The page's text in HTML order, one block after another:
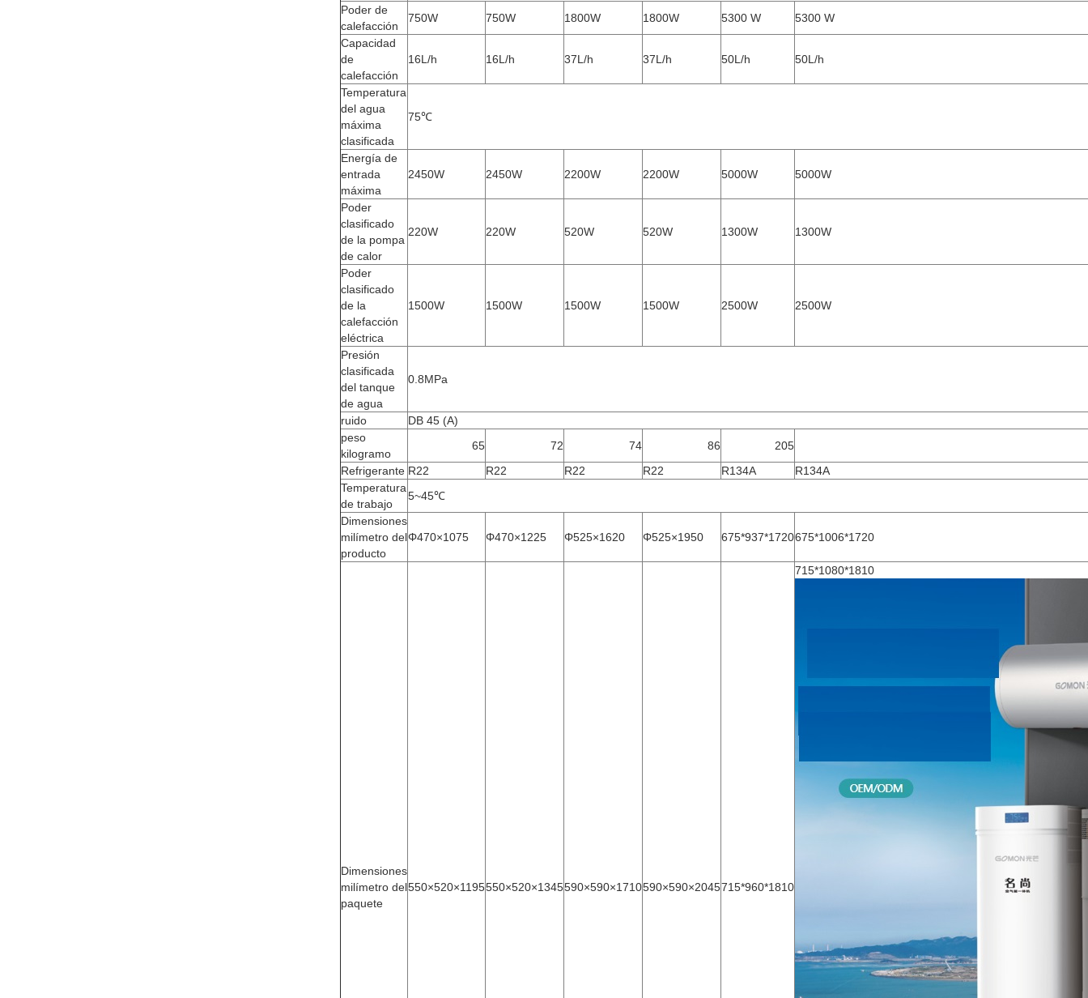
Poder de
calefacción
750W 750W 1800W 1800W 5300 W
5300 W
Capacidad
de
calefacción
16L/h 16L/h 37L/h 37L/h 50L/h 50L/h
Temperatura
del agua
máxima
clasificada
75℃
Energía de
entrada
máxima
2450W 2450W 2200W 2200W 5000W 5000W
Poder
clasificado
de la pompa
de calor
220W 220W 520W 520W 1300W 1300W
Poder
clasificado
de la
calefacción
eléctrica
1500W 1500W 1500W 1500W 2500W 2500W
Presión
clasificada
del tanque
de agua
0.8MPa
ruido
DB 45 (A)
peso
kilogramo
65 72 74 86
205
Refrigerante R22 R22 R22 R22 R134A
R134A
Temperatura
de trabajo
5~45℃
Dimensiones
milímetro del
producto
Φ470×1075 Φ470×1225 Φ525×1620 Φ525×1950 675*937*1720675*1006*1720
Dimensiones
milímetro del
paquete
550×520×1195550×520×1345590×590×1710590×590×2045715*960*1810
715*1080*1810